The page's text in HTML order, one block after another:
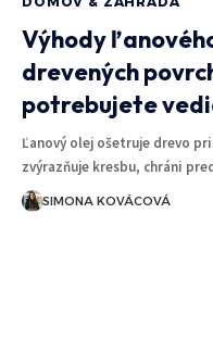
Výhody
drevených
potrebujete
Ľanový olej ošetruje drevo
zvýrazňuje kresbu, chráni
SIMONA KOVÁCOVÁ